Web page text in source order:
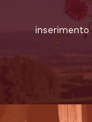
inserimento